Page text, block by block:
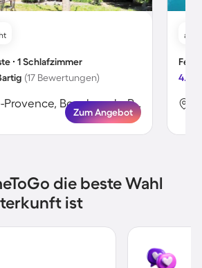
∙ 1 Schlafzimmer
(17 Bewertungen)
Les Baux-de-Provence, Bouches-du-Rhône, Frankreich
Zum Angebot
ab
4.5
die beste Wahl
ist